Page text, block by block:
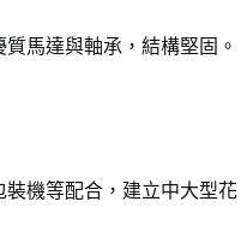
馬達與軸承，結構堅固。
機等配合，建立中大型花